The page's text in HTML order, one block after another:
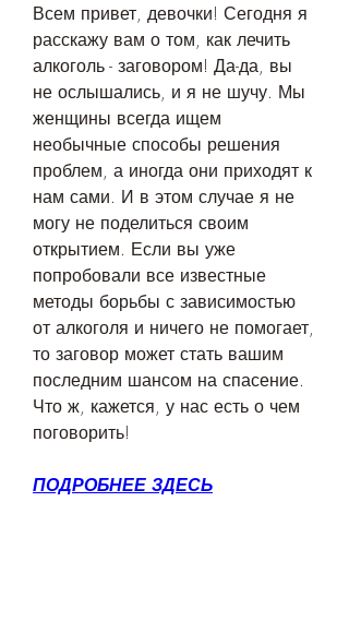
Всем привет, девочки! Сегодня я
расскажу вам о том, как лечить
алкоголь - заговором! Да-да, вы
не ослышались, и я не шучу. Мы
женщины всегда ищем
необычные способы решения
проблем, а иногда они приходят к
нам сами. И в этом случае я не
могу не поделиться своим
открытием. Если вы уже
попробовали все известные
методы борьбы с зависимостью
от алкоголя и ничего не помогает,
то заговор может стать вашим
последним шансом на спасение.
Что ж, кажется, у нас есть о чем
поговорить!
ПОДРОБНЕЕ ЗДЕСЬ